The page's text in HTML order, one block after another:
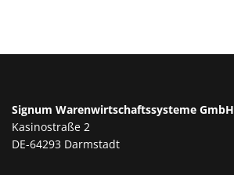
Signum Warenwirtschaftssysteme GmbH
Kasinostraße 2
DE-64293 Darmstadt